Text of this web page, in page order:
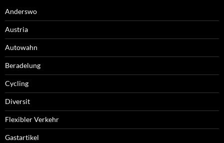
Anderswo
Austria
Autowahn
Beradelung
Cycling
Diversit
Flexibler Verkehr
Gastartikel